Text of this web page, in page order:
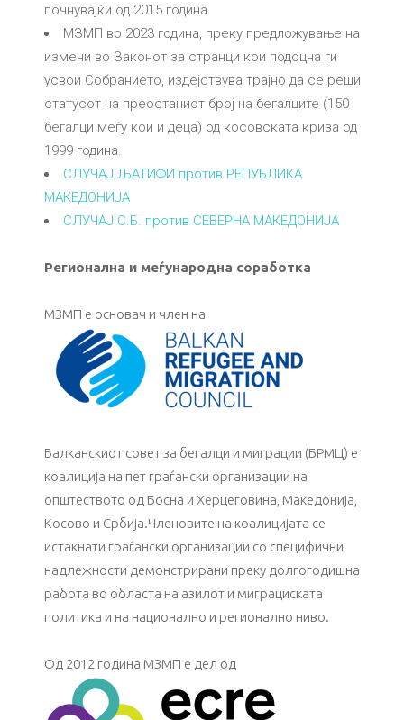
почнувајќи од 2015 година
МЗМП во 2023 година, преку предложување на
измени во Законот за странци кои подоцна ги
усвои Собранието, издејствува трајно да се реши
статусот на преостаниот број на бегалците (150
бегалци меѓу кои и деца) од косовската криза од
1999 година.
СЛУЧАЈ ЉАТИФИ против РЕПУБЛИКА
МАКЕДОНИЈА
СЛУЧАЈ С.Б. против СЕВЕРНА МАКЕДОНИЈА
Регионална и меѓународна соработка
МЗМП е основач и член на
Балканскиот совет за бегалци и миграции (БРМЦ) е
коалиција на пет граѓански организации на
општеството од Босна и Херцеговина, Македонија,
Косово и Србија.Членовите на коалицијата се
истакнати граѓански организации со специфични
надлежности демонстрирани преку долгогодишна
работа во областа на азилот и миграциската
политика и на национално и регионално ниво.
Од 2012 година МЗМП е дел од